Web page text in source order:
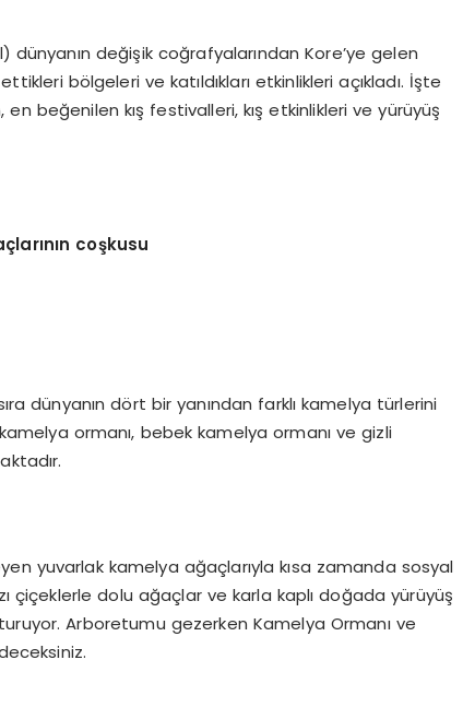
değişik coğrafyalarından Kore’ye gelen
bölgeleri ve katıldıkları etkinlikleri açıkladı. İşte
beğenilen kış festivalleri, kış etkinlikleri ve yürüyüş
n coşkusu
dünyanın dört bir yanından farklı kamelya türlerini
ormanı, bebek kamelya ormanı ve gizli
yuvarlak kamelya ağaçlarıyla kısa zamanda sosyal
çiçeklerle dolu ağaçlar ve karla kaplı doğada yürüyüş
Arboretumu gezerken Kamelya Ormanı ve